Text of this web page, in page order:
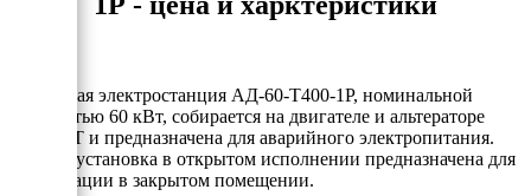
Дизельная электростанция АД-60-Т400-1Р, номинальной
мощностью 60 кВт, собирается на двигателе и альтераторе
AZIMUT и предназначена для аварийного электропитания.
Электроустановка в открытом исполнении предназначена для
эксплутации в закрытом помещении.